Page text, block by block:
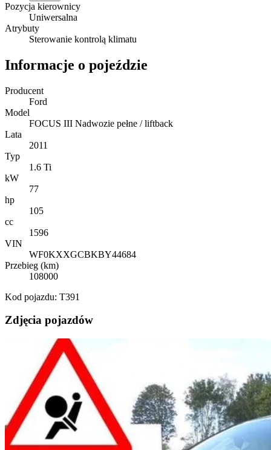
Pozycja kierownicy
Uniwersalna
Atrybuty
Sterowanie kontrolą klimatu
Informacje o pojeździe
Producent
Ford
Model
FOCUS III Nadwozie pełne / liftback
Lata
2011
Typ
1.6 Ti
kW
77
hp
105
cc
1596
VIN
WF0KXXGCBKBY44684
Przebieg (km)
108000
Kod pojazdu: T391
Zdjęcia pojazdów